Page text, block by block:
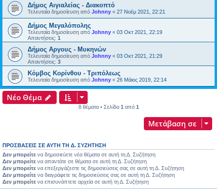
Δήμος Αιγιαλείας - Διακοπτό
Τελευταία δημοσίευση από Johnny « 27 Νοέμ 2021, 22:21
Δήμος Μεγαλόπολης
Τελευταία δημοσίευση από Johnny « 03 Οκτ 2021, 22:19
Απαντήσεις: 1
Δήμος Αργους - Μυκηνών
Τελευταία δημοσίευση από Johnny « 03 Οκτ 2021, 21:29
Απαντήσεις: 3
Κόμβος Κορίνθου - Τριπόλεως
Τελευταία δημοσίευση από Johnny « 26 Μάιος 2019, 22:14
Νέο Θέμα
8 θέματα • Σελίδα 1 από 1
Μετάβαση σε
ΠΡΟΣΒΆΣΕΙΣ ΣΕ ΑΥΤΉ ΤΗ Δ. ΣΥΖΉΤΗΣΗ
Δεν μπορείτε να δημοσιεύετε νέα θέματα σε αυτή τη Δ. Συζήτηση
Δεν μπορείτε να απαντάτε σε θέματα σε αυτή τη Δ. Συζήτηση
Δεν μπορείτε να επεξεργάζεστε τις δημοσιεύσεις σας σε αυτή τη Δ. Συζήτηση
Δεν μπορείτε να διαγράφετε τις δημοσιεύσεις σας σε αυτή τη Δ. Συζήτηση
Δεν μπορείτε να επισυνάπτετε αρχεία σε αυτή τη Δ. Συζήτηση